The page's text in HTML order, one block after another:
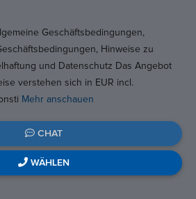
Geschäftsbedingungen,
Hinweise zu
und Datenschutz Das Angebot
verstehen sich in EUR incl.
Mehr anschauen
CHAT
WÄHLEN